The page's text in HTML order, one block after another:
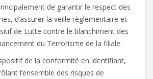
de garantir le respect des
d’assurer la veille règlementaire et
de Lutte contre le blanchiment des
du Terrorisme de la filiale.
de la conformité en identifiant,
l’ensemble des risques de